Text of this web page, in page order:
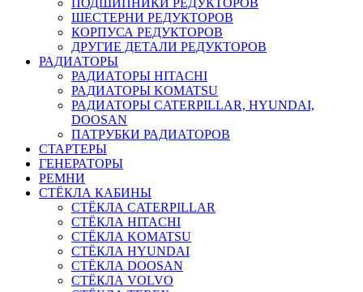
ШЕСТЕРНИ РЕДУКТОРОВ
КОРПУСА РЕДУКТОРОВ
ДРУГИЕ ДЕТАЛИ РЕДУКТОРОВ
РАДИАТОРЫ
РАДИАТОРЫ HITACHI
РАДИАТОРЫ KOMATSU
РАДИАТОРЫ CATERPILLAR, HYUNDAI,
DOOSAN
ПАТРУБКИ РАДИАТОРОВ
СТАРТЕРЫ
ГЕНЕРАТОРЫ
РЕМНИ
СТЁКЛА КАБИНЫ
СТЁКЛА CATERPILLAR
СТЁКЛА HITACHI
СТЁКЛА KOMATSU
СТЁКЛА HYUNDAI
СТЁКЛА DOOSAN
СТЁКЛА VOLVO